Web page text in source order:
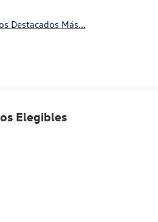
Destacados Más...
Elegibles